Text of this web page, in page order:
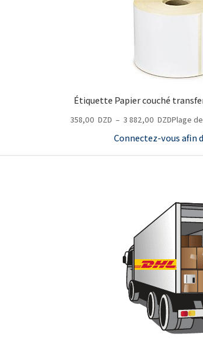
Étiquette Papier couché
358,00 DZD – 3 882,00 DZDPlage
Connectez-vous afin